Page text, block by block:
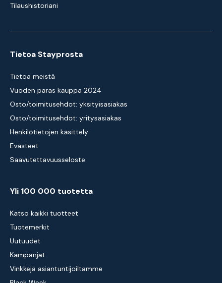
Tilaushistoriani
Tietoa Stayprosta
Tietoa meistä
Vuoden paras kauppa 2024
Osto/toimitusehdot: yksityisasiakas
Osto/toimitusehdot: yritysasiakas
Henkilötietojen käsittely
Evästeet
Saavutettavuusseloste
Yli 100 000 tuotetta
Katso kaikki tuotteet
Tuotemerkit
Uutuudet
Kampanjat
Vinkkejä asiantuntijoiltamme